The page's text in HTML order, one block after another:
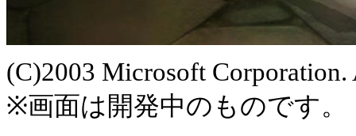
(C)2003 Microsoft Corporation.
※画面は開発中のものです。